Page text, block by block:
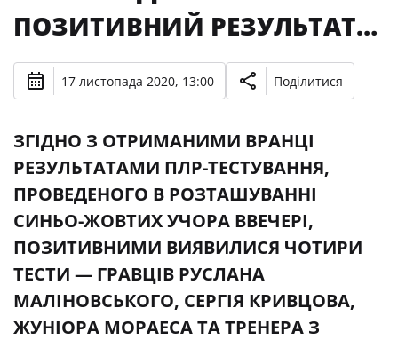
ПОЗИТИВНИЙ РЕЗУЛЬТАТ…
17 листопада 2020, 13:00 Поділитися
ЗГІДНО З ОТРИМАНИМИ ВРАНЦІ
РЕЗУЛЬТАТАМИ ПЛР-ТЕСТУВАННЯ,
ПРОВЕДЕНОГО В РОЗТАШУВАННІ
СИНЬО-ЖОВТИХ УЧОРА ВВЕЧЕРІ,
ПОЗИТИВНИМИ ВИЯВИЛИСЯ ЧОТИРИ
ТЕСТИ — ГРАВЦІВ РУСЛАНА
МАЛІНОВСЬКОГО, СЕРГІЯ КРИВЦОВА,
ЖУНІОРА МОРАЕСА ТА ТРЕНЕРА З